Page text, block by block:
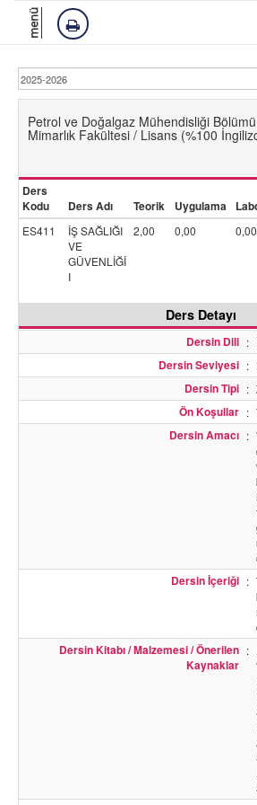
menü
Petrol ve Doğalgaz Mühendisliği
Mimarlık Fakültesi / Lisans (%100
Ders
Kodu
Ders Adı Teorik Uygulama
ES411
İŞ SAĞLIĞI
VE
GÜVENLİĞİ
I
2,00 0,00 0,00
Ders Detayı
Dersin Dili :
Dersin Seviyesi :
Dersin Tipi :
Ön Koşullar :
Dersin Amacı :
Dersin İçeriği :
Dersin Kitabı / Malzemesi / Önerilen
Kaynaklar
: